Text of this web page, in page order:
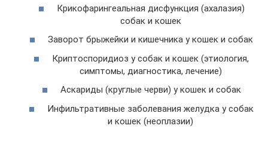
Крикофарингеальная дисфункция (ахалазия)
собак и кошек
Заворот брыжейки и кишечника у кошек и собак
Криптоспоридиоз у собак и кошек (этиология,
симптомы, диагностика, лечение)
Аскариды (круглые черви) у кошек и собак
Инфильтративные заболевания желудка у собак
и кошек (неоплазии)